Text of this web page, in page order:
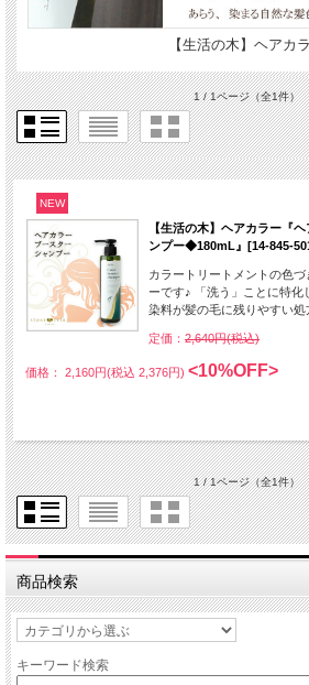
【生活の木】ヘアカ
1 / 1ページ（全1件）
NEW
【生活の木】ヘアカラー『
ンプー◆180mL』[14-845-
カラートリートメントの色
ーです♪ 「洗う」ことに特
染料が髪の毛に残りやすい処
定価： 2,640円(税込)
価格： 2,160円(税込 2,376円) <10%OFF>
1 / 1ページ（全1件）
商品検索
キーワード検索